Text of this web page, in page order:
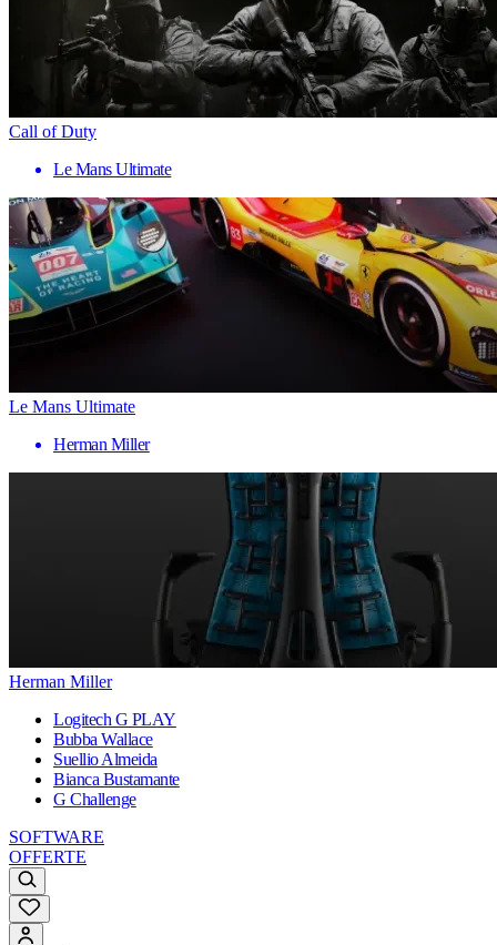
Call of Duty
Le Mans Ultimate
Le Mans Ultimate
Herman Miller
Herman Miller
Logitech G PLAY
Bubba Wallace
Suellio Almeida
Bianca Bustamante
G Challenge
SOFTWARE
OFFERTE